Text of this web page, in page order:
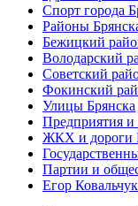
Спорт города
Районы
Бежицкий
Володарский
Советский
Фокинский
Улицы Брянска
Предприятия и
ЖКХ и дороги
Партии и
Егор